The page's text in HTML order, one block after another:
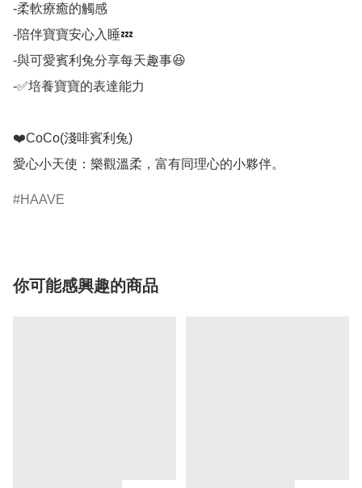
-柔軟療癒的觸感
-陪伴寶寶安心入睡💤
-與可愛賓利兔分享每天趣事😆
-✅培養寶寶的表達能力
❤️CoCo(淺啡賓利兔)
愛心小天使：樂觀溫柔，富有同理心的小夥伴。
HAAVE
你可能感興趣的商品